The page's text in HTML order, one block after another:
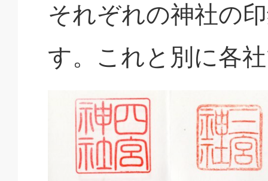
それぞれの神社の
す。これと別に各